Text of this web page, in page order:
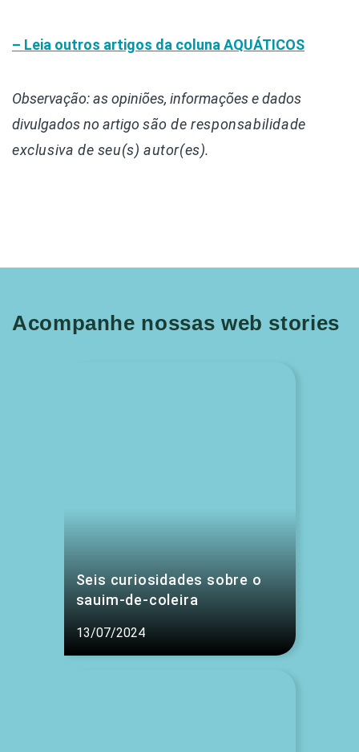
– Leia outros artigos da coluna AQUÁTICOS
Observação: as opiniões, informações e dados
divulgadosno artigo são de responsabilidade
exclusiva de seu(s) autor(es).
Acompanhe nossas web stories
Seis curiosidades sobre o
sauim-de-coleira
13/07/2024